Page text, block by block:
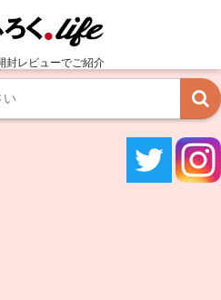
封レビューでご紹介